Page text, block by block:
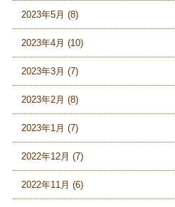
2023年5月 (8)
2023年4月 (10)
2023年3月 (7)
2023年2月 (8)
2023年1月 (7)
2022年12月 (7)
2022年11月 (6)